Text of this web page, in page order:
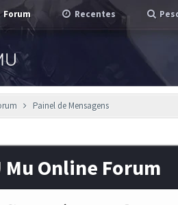
Forum Recentes
Painel de Mensagens
Mu Online Forum